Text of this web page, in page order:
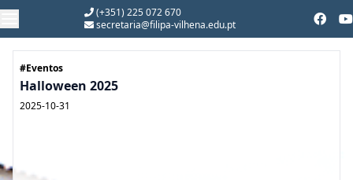
(+351) 225 072 670
secretaria@filipa-vilhena.edu.pt
#Eventos
Halloween 2025
2025-10-31